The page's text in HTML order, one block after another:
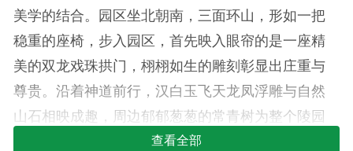
美学的结合。园区坐北朝南，三面环山，形如一把
稳重的座椅，步入园区，首先映入眼帘的是一座精
美的双龙戏珠拱门，栩栩如生的雕刻彰显出庄重与
尊贵。沿着神道前行，汉白玉飞天龙凤浮雕与自然
山石相映成趣，周边郁郁葱葱的常青树为整个陵园
增添了宁静而生机盎然的氛围。
查看全部